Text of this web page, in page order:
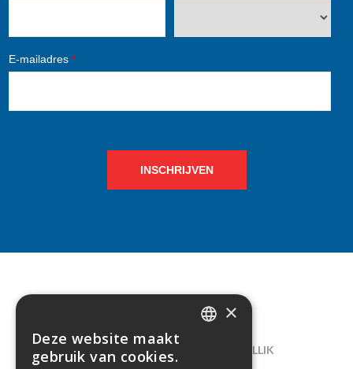
E-mailadres *
INSCHRIJVEN
CONTACT
LELIEGAARDE 22, B-1731 ZELLIK
×
Deze website maakt
gebruik van cookies.